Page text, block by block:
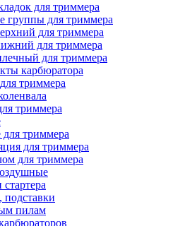
для триммера
группы для триммера
для триммера
для триммера
для триммера
карбюратора
триммера
триммера
триммера
для триммера
для триммера
подставки
пилам